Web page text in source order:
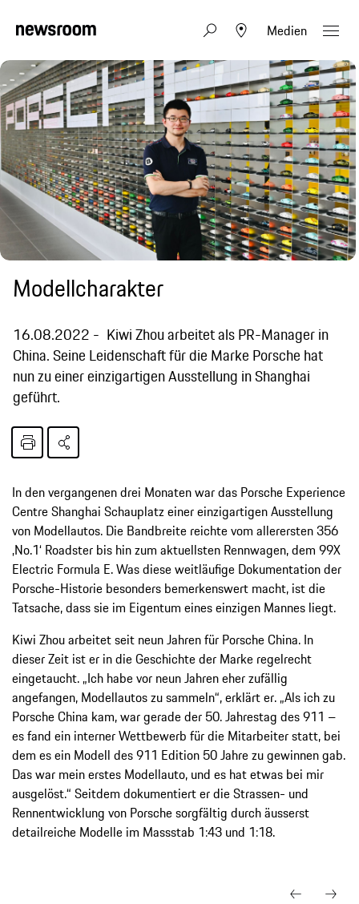
Medien
Modellcharakter
16.08.2022
Kiwi Zhou arbeitet als PR-Manager in
China. Seine Leidenschaft für die Marke Porsche hat
nun zu einer einzigartigen Ausstellung in Shanghai
geführt.
In den vergangenen drei Monaten war das Porsche Experience
Centre Shanghai Schauplatz einer einzigartigen Ausstellung
von Modellautos. Die Bandbreite reichte vom allerersten 356
‚No.1‘ Roadster bis hin zum aktuellsten Rennwagen, dem 99X
Electric Formula E. Was diese weitläufige Dokumentation der
Porsche-Historie besonders bemerkenswert macht, ist die
Tatsache, dass sie im Eigentum eines einzigen Mannes liegt.
Kiwi Zhou arbeitet seit neun Jahren für Porsche China. In
dieser Zeit ist er in die Geschichte der Marke regelrecht
eingetaucht. „Ich habe vor neun Jahren eher zufällig
angefangen, Modellautos zu sammeln“, erklärt er. „Als ich zu
Porsche China kam, war gerade der 50. Jahrestag des 911 –
es fand ein interner Wettbewerb für die Mitarbeiter statt, bei
dem es ein Modell des 911 Edition 50 Jahre zu gewinnen gab.
Das war mein erstes Modellauto, und es hat etwas bei mir
ausgelöst.“ Seitdem dokumentiert er die Strassen- und
Rennentwicklung von Porsche sorgfältig durch äusserst
detailreiche Modelle im Massstab 1:43 und 1:18.